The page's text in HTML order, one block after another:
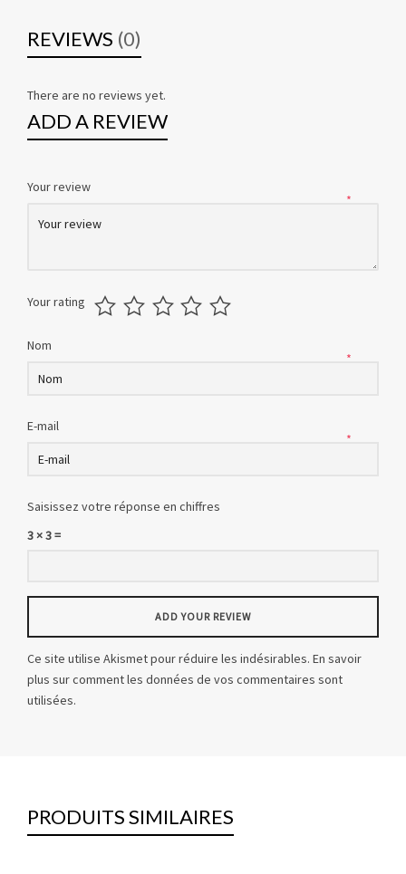
REVIEWS (0)
There are no reviews yet.
ADD A REVIEW
Your review
*
Your rating
Nom
*
E-mail
*
Saisissez votre réponse en chiffres
3 × 3 =
Ce site utilise Akismet pour réduire les indésirables. En savoir
plus sur comment les données de vos commentaires sont
utilisées.
PRODUITS SIMILAIRES